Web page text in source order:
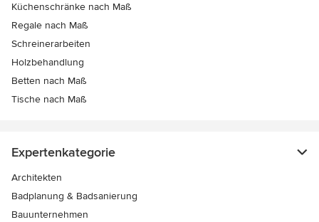
Küchenschränke nach Maß
Regale nach Maß
Schreinerarbeiten
Holzbehandlung
Betten nach Maß
Tische nach Maß
Expertenkategorie
Architekten
Badplanung & Badsanierung
Bauunternehmen